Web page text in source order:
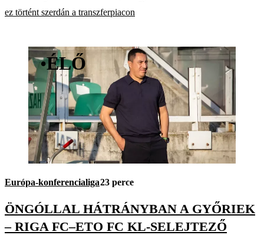
ez történt szerdán a transzferpiacon
•ÉLŐ
Európa-konferencialiga23 perce
ÖNGÓLLAL HÁTRÁNYBAN A GYŐRIEK
– RIGA FC–ETO FC KL-SELEJTEZŐ